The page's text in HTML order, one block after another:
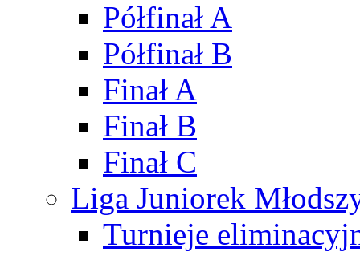
Półfinał A
Półfinał B
Finał A
Finał B
Finał C
Liga Juniorek
Turnieje